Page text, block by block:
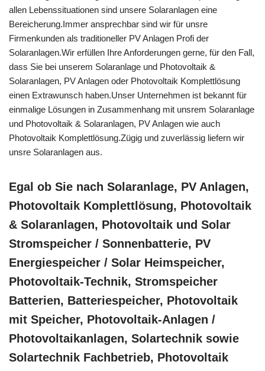
allen Lebenssituationen sind unsere Solaranlagen eine
Bereicherung.Immer ansprechbar sind wir für unsre
Firmenkunden als traditioneller PV Anlagen Profi der
Solaranlagen.Wir erfüllen Ihre Anforderungen gerne, für den Fall,
dass Sie bei unserem Solaranlage und Photovoltaik &
Solaranlagen, PV Anlagen oder Photovoltaik Komplettlösung
einen Extrawunsch haben.Unser Unternehmen ist bekannt für
einmalige Lösungen in Zusammenhang mit unsrem Solaranlage
und Photovoltaik & Solaranlagen, PV Anlagen wie auch
Photovoltaik Komplettlösung.Zügig und zuverlässig liefern wir
unsre Solaranlagen aus.
Egal ob Sie nach Solaranlage, PV Anlagen,
Photovoltaik Komplettlösung, Photovoltaik
& Solaranlagen, Photovoltaik und Solar
Stromspeicher / Sonnenbatterie, PV
Energiespeicher / Solar Heimspeicher,
Photovoltaik-Technik, Stromspeicher
Batterien, Batteriespeicher, Photovoltaik
mit Speicher, Photovoltaik-Anlagen /
Photovoltaikanlagen, Solartechnik sowie
Solartechnik Fachbetrieb, Photovoltaik